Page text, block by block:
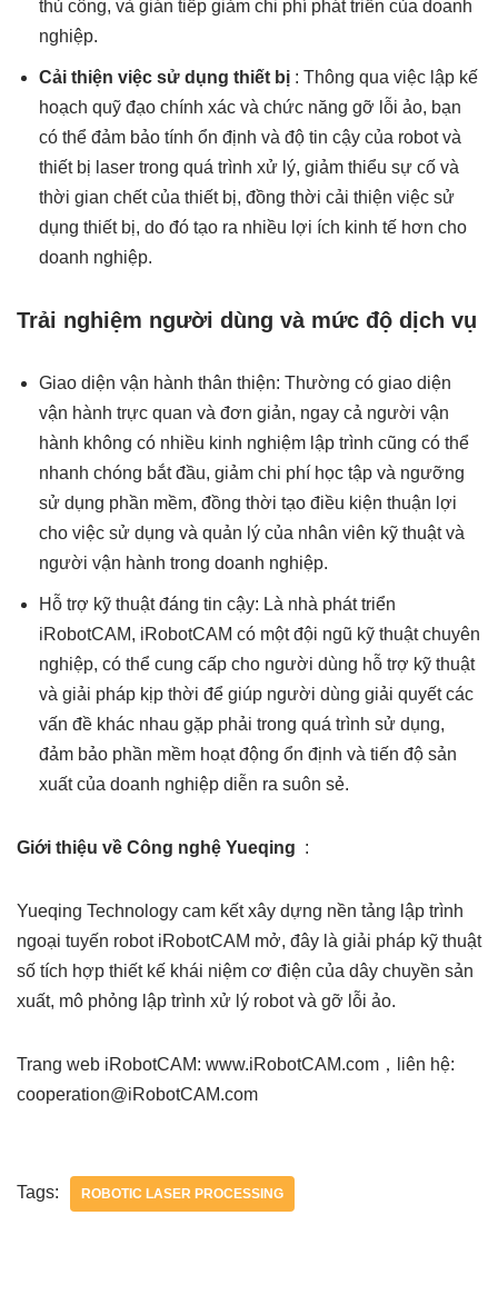
thủ công, và gián tiếp giảm chi phí phát triển của doanh
nghiệp.
Cải thiện việc sử dụng thiết bị : Thông qua việc lập kế
hoạch quỹ đạo chính xác và chức năng gỡ lỗi ảo, bạn
có thể đảm bảo tính ổn định và độ tin cậy của robot và
thiết bị laser trong quá trình xử lý, giảm thiểu sự cố và
thời gian chết của thiết bị, đồng thời cải thiện việc sử
dụng thiết bị, do đó tạo ra nhiều lợi ích kinh tế hơn cho
doanh nghiệp.
Trải nghiệm người dùng và mức độ dịch vụ
Giao diện vận hành thân thiện: Thường có giao diện
vận hành trực quan và đơn giản, ngay cả người vận
hành không có nhiều kinh nghiệm lập trình cũng có thể
nhanh chóng bắt đầu, giảm chi phí học tập và ngưỡng
sử dụng phần mềm, đồng thời tạo điều kiện thuận lợi
cho việc sử dụng và quản lý của nhân viên kỹ thuật và
người vận hành trong doanh nghiệp.
Hỗ trợ kỹ thuật đáng tin cậy: Là nhà phát triển
iRobotCAM, iRobotCAM có một đội ngũ kỹ thuật chuyên
nghiệp, có thể cung cấp cho người dùng hỗ trợ kỹ thuật
và giải pháp kịp thời để giúp người dùng giải quyết các
vấn đề khác nhau gặp phải trong quá trình sử dụng,
đảm bảo phần mềm hoạt động ổn định và tiến độ sản
xuất của doanh nghiệp diễn ra suôn sẻ.
Giới thiệu về Công nghệ Yueqing :
Yueqing Technology cam kết xây dựng nền tảng lập trình
ngoại tuyến robot iRobotCAM mở, đây là giải pháp kỹ thuật
số tích hợp thiết kế khái niệm cơ điện của dây chuyền sản
xuất, mô phỏng lập trình xử lý robot và gỡ lỗi ảo.
Trang web iRobotCAM: www.iRobotCAM.com，liên hệ:
cooperation@iRobotCAM.com
Tags: ROBOTIC LASER PROCESSING